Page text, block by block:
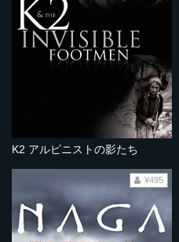
K2 アルピニストの影たち
¥495